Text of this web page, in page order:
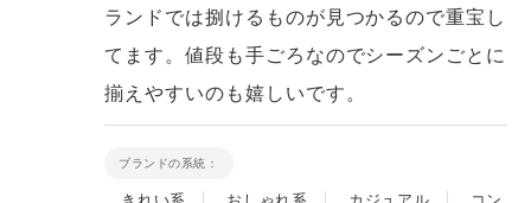
ランドでは捌けるものが見つかるので重宝し
てます。値段も手ごろなのでシーズンごとに
揃えやすいのも嬉しいです。
ブランドの系統：